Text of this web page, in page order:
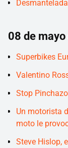
08 de
Superbikes
Valentino
Stop
Un motorista
moto le
Steve Hislop,